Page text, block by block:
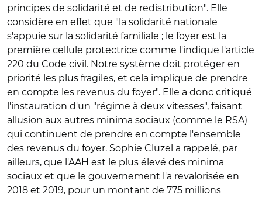
principes de solidarité et de redistribution". Elle
considère en effet que "la solidarité nationale
s'appuie sur la solidarité familiale ; le foyer est la
première cellule protectrice comme l'indique l'article
220 du Code civil. Notre système doit protéger en
priorité les plus fragiles, et cela implique de prendre
en compte les revenus du foyer". Elle a donc critiqué
l'instauration d'un "régime à deux vitesses", faisant
allusion aux autres minima sociaux (comme le RSA)
qui continuent de prendre en compte l'ensemble
des revenus du foyer. Sophie Cluzel a rappelé, par
ailleurs, que l'AAH est le plus élevé des minima
sociaux et que le gouvernement l'a revalorisée en
2018 et 2019, pour un montant de 775 millions